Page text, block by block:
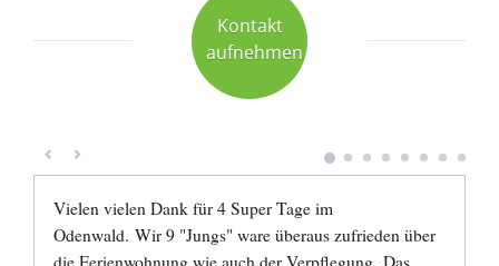
Kontakt
aufnehmen
Vielen vielen Dank für 4 Super Tage im
Odenwald.Wir 9 "Jungs" ware überaus zufrieden über